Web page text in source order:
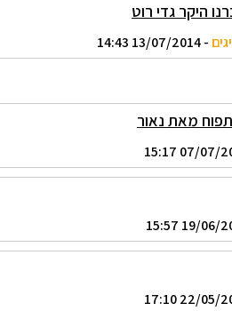
היקר גדי רוט
- 13/07/2014 14:43
מאת נאור